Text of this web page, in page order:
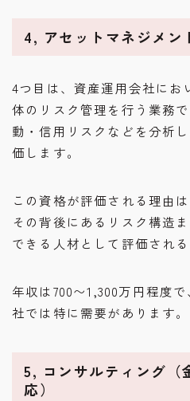
4, アセットマネジメン
4つ目は、資産運用会社にお
体のリスク管理を行う業務
動・信用リスクなどを分析
価します。
この資格が評価される理由
その背後にあるリスク構造
できる人材として評価される
年収は700〜1,300万円程度
社では特に需要があります。
5, コンサルティング（
応）